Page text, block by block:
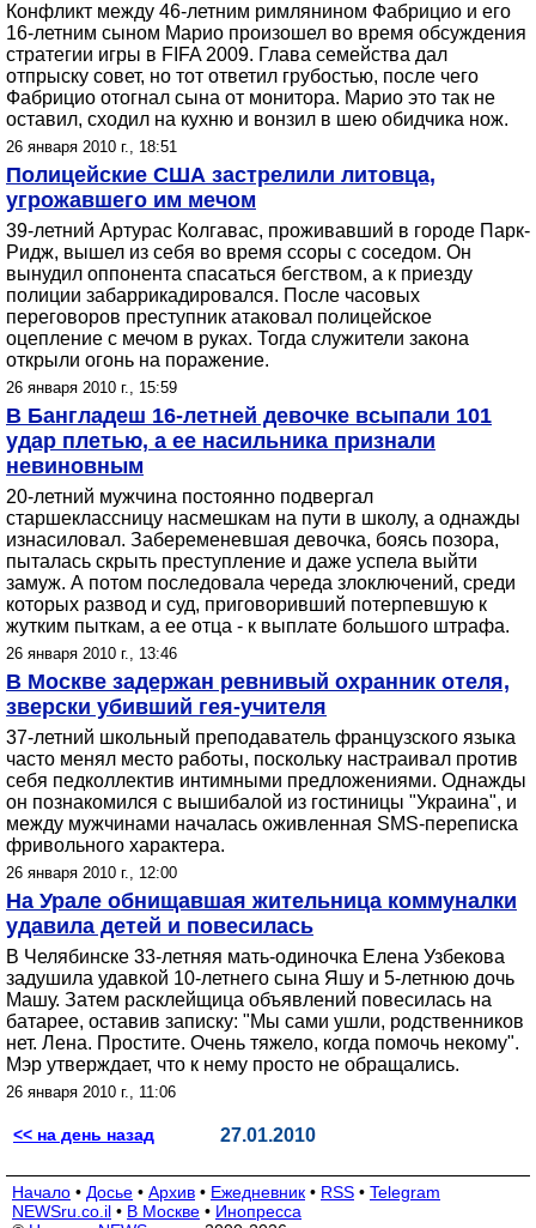
Конфликт между 46-летним римлянином Фабрицио и его
16-летним сыном Марио произошел во время обсуждения
стратегии игры в FIFA 2009. Глава семейства дал
отпрыску совет, но тот ответил грубостью, после чего
Фабрицио отогнал сына от монитора. Марио это так не
оставил, сходил на кухню и вонзил в шею обидчика нож.
26 января 2010 г., 18:51
Полицейские США застрелили литовца,
угрожавшего им мечом
39-летний Артурас Колгавас, проживавший в городе Парк-
Ридж, вышел из себя во время ссоры с соседом. Он
вынудил оппонента спасаться бегством, а к приезду
полиции забаррикадировался. После часовых
переговоров преступник атаковал полицейское
оцепление с мечом в руках. Тогда служители закона
открыли огонь на поражение.
26 января 2010 г., 15:59
В Бангладеш 16-летней девочке всыпали 101
удар плетью, а ее насильника признали
невиновным
20-летний мужчина постоянно подвергал
старшеклассницу насмешкам на пути в школу, а однажды
изнасиловал. Забеременевшая девочка, боясь позора,
пыталась скрыть преступление и даже успела выйти
замуж. А потом последовала череда злоключений, среди
которых развод и суд, приговоривший потерпевшую к
жутким пыткам, а ее отца - к выплате большого штрафа.
26 января 2010 г., 13:46
В Москве задержан ревнивый охранник отеля,
зверски убивший гея-учителя
37-летний школьный преподаватель французского языка
часто менял место работы, поскольку настраивал против
себя педколлектив интимными предложениями. Однажды
он познакомился с вышибалой из гостиницы "Украина", и
между мужчинами началась оживленная SMS-переписка
фривольного характера.
26 января 2010 г., 12:00
На Урале обнищавшая жительница коммуналки
удавила детей и повесилась
В Челябинске 33-летняя мать-одиночка Елена Узбекова
задушила удавкой 10-летнего сына Яшу и 5-летнюю дочь
Машу. Затем расклейщица объявлений повесилась на
батарее, оставив записку: "Мы сами ушли, родственников
нет. Лена. Простите. Очень тяжело, когда помочь некому".
Мэр утверждает, что к нему просто не обращались.
26 января 2010 г., 11:06
<< на день назад 27.01.2010
Начало • Досье • Архив • Ежедневник • RSS • Telegram
NEWSru.co.il • В Москве • Инопресса